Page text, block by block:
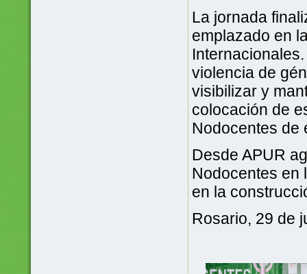
La jornada
emplazado en
violencia de
visibilizar y
colocación de
Nodocentes de
Desde APUR
Nodocentes en
en la
Rosario, 29 de